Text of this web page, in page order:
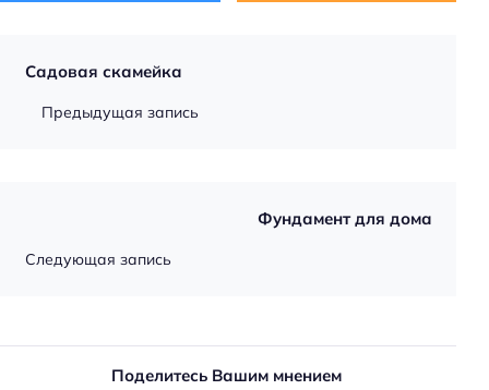
Садовая скамейка
Предыдущая запись
Фундамент для дома
Следующая запись
Поделитесь Вашим мнением